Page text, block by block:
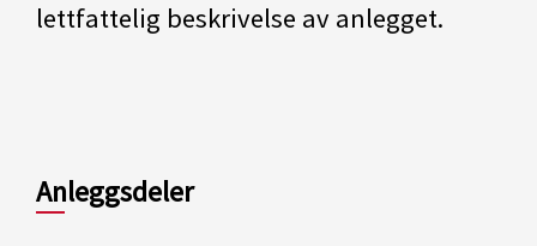
lettfattelig beskrivelse av anlegget.
Anleggsdeler